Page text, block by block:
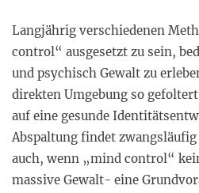
Langjährig verschiedenen
control“ ausgesetzt zu sein,
und psychisch Gewalt zu
direkten Umgebung so
auf eine gesunde
Abspaltung findet
auch, wenn „mind control“
massive Gewalt- eine